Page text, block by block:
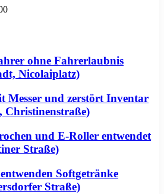
ohne Fahrerlaubnis
Nicolaiplatz)
Messer und zerstört Inventar
Christinenstraße)
und E-Roller entwendet
Straße)
Softgetränke
Straße)